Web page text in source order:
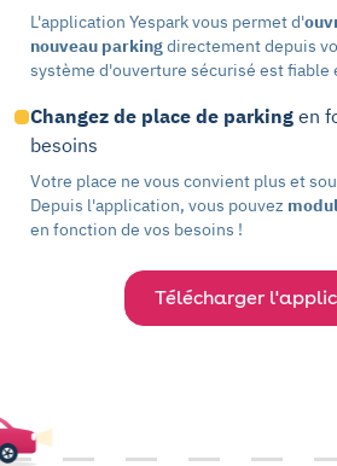
L'application Yespark vous permet d'
nouveau parkingdirectement depuis
système d'ouverture sécurisé est fiable
Changez de place de parking en
besoins
Votre place ne vous convient plus et
Depuis l'application, vous pouvez
en fonction de vos besoins !
Télécharger